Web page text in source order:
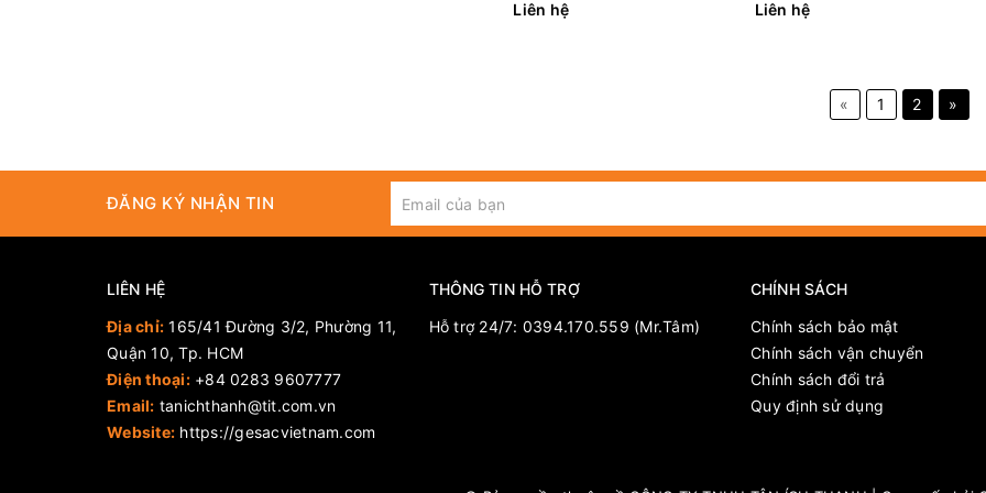
Liên hệ
Liên hệ
« 1 2 »
ĐĂNG KÝ NHẬN TIN
LIÊN HỆ
Địa chỉ: 165/41 Đường 3/2, Phường 11,
Quận 10, Tp. HCM
Điện thoại: +84 0283 9607777
Email: tanichthanh@tit.com.vn
Website: https://gesacvietnam.com
THÔNG TIN HỖ TRỢ
Hỗ trợ 24/7: 0394.170.559 (Mr.Tâm)
CHÍNH SÁCH
Chính sách bảo mật
Chính sách vận chuyển
Chính sách đổi trả
Quy định sử dụng